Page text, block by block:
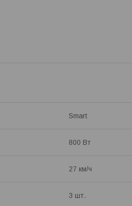
Smart
800 Вт
27 км/ч
3 шт.